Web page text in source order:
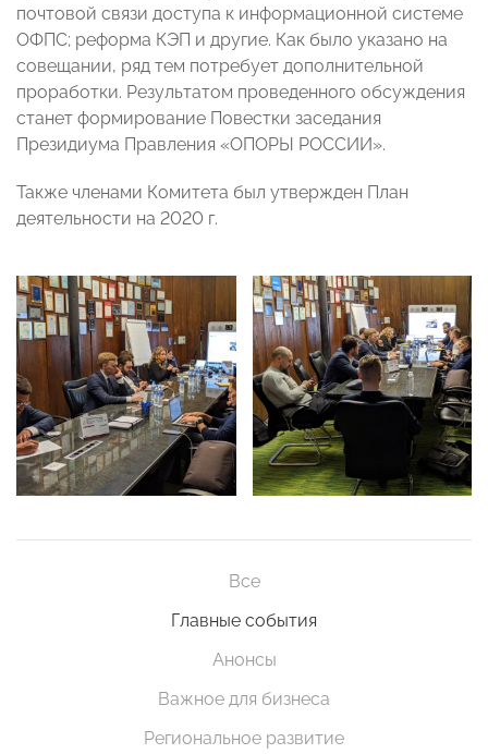
почтовой связи доступа к информационной системе
ОФПС; реформа КЭП и другие. Как было указано на
совещании, ряд тем потребует дополнительной
проработки. Результатом проведенного обсуждения
станет формирование Повестки заседания
Президиума Правления «ОПОРЫ РОССИИ».
Также членами Комитета был утвержден План
деятельности на 2020 г.
Все
Главные события
Анонсы
Важное для бизнеса
Региональное развитие